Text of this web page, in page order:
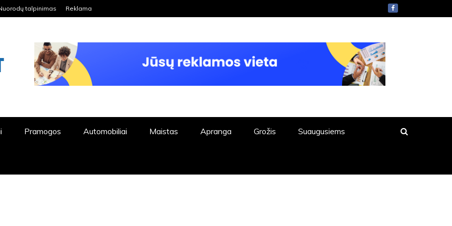
talpinimas Reklama
Pramogos Automobiliai Maistas Apranga Grožis Suaugusiems